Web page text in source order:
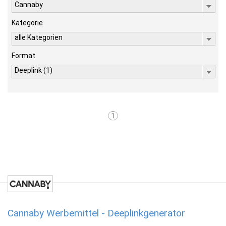
Cannaby
Kategorie
alle Kategorien
Format
Deeplink (1)
1
Cannaby Werbemittel - Deeplinkgenerator